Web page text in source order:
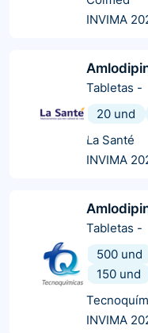
INVIMA
Tabletas -
20 und
La Santé
INVIMA
Tabletas -
500 und
150 und
INVIMA